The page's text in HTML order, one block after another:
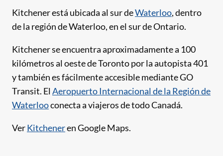
Kitchener está ubicada al sur deWaterloo, dentro
de la región de Waterloo, en el sur de Ontario.
Kitchener se encuentra aproximadamente a 100
kilómetros al oeste de Toronto por la autopista 401
y también es fácilmente accesible mediante GO
Transit. ElAeropuerto Internacional de la Región de
Waterlooconecta a viajeros de todo Canadá.
VerKitcheneren Google Maps.